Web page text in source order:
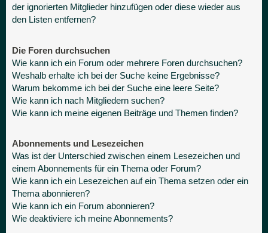
der ignorierten Mitglieder hinzufügen oder diese wieder aus
den Listen entfernen?
Die Foren durchsuchen
Wie kann ich ein Forum oder mehrere Foren durchsuchen?
Weshalb erhalte ich bei der Suche keine Ergebnisse?
Warum bekomme ich bei der Suche eine leere Seite?
Wie kann ich nach Mitgliedern suchen?
Wie kann ich meine eigenen Beiträge und Themen finden?
Abonnements und Lesezeichen
Was ist der Unterschied zwischen einem Lesezeichen und
einem Abonnements für ein Thema oder Forum?
Wie kann ich ein Lesezeichen auf ein Thema setzen oder ein
Thema abonnieren?
Wie kann ich ein Forum abonnieren?
Wie deaktiviere ich meine Abonnements?